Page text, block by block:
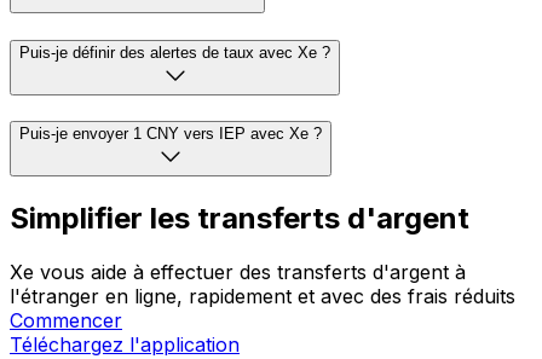
Puis-je définir des alertes de taux avec Xe ?
Puis-je envoyer 1 CNY vers IEP avec Xe ?
Simplifier les transferts d'argent
Xe vous aide à effectuer des transferts d'argent à
l'étranger en ligne, rapidement et avec des frais réduits
Commencer
Téléchargez l'application